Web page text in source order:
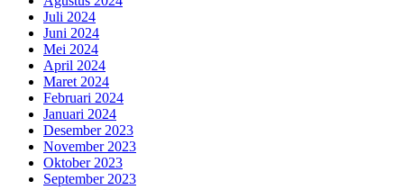
Juli 2024
Juni 2024
Mei 2024
April 2024
Maret 2024
Februari 2024
Januari 2024
Desember 2023
November 2023
Oktober 2023
September 2023